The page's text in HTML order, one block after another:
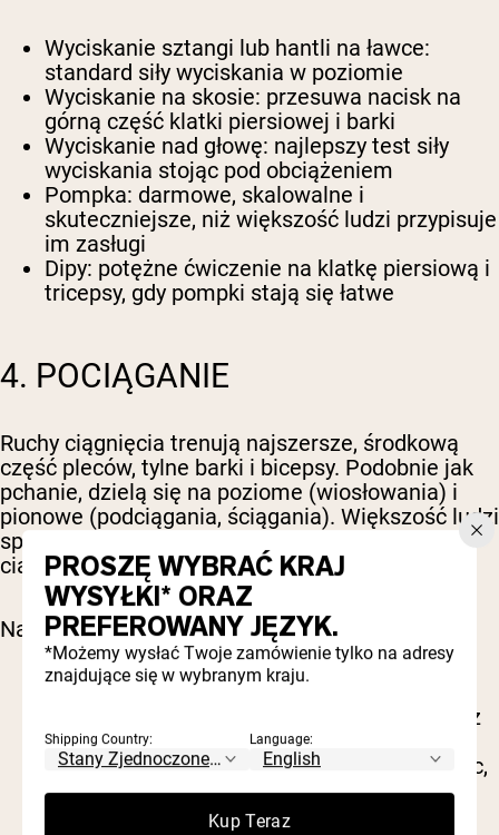
Wyciskanie sztangi lub hantli na ławce:
standard siły wyciskania w poziomie
Wyciskanie na skosie: przesuwa nacisk na
górną część klatki piersiowej i barki
Wyciskanie nad głowę: najlepszy test siły
wyciskania stojąc pod obciążeniem
Pompka: darmowe, skalowalne i
skuteczniejsze, niż większość ludzi przypisuje
im zasługi
Dipy: potężne ćwiczenie na klatkę piersiową i
tricepsy, gdy pompki stają się łatwe
4. POCIĄGANIE
Ruchy ciągnięcia trenują najszersze, środkową
część pleców, tylne barki i bicepsy. Podobnie jak
pchanie, dzielą się na poziome (wiosłowania) i
pionowe (podciągania, ściągania). Większość ludzi
spędza dzień pochylona nad biurkiem; objętość
ciągnięć to sposób na przeciwdziałanie temu.
Najlepsze ćwiczenia na ciągnięcie to:
Podciąganie lub podciąganie podchwytem
wzorzec pionowego ciągnięcia, z wersjami z
pomocą gumy, by się do niego zbliżyć
Ściąganie drążka do klatki: ten sam wzorzec,
w pełni regulowane obciążenie
Wiosłowanie sztangą: pozwala ciągnąć
PROSZĘ WYBRAĆ KRAJ
WYSYŁKI* ORAZ
PREFEROWANY JĘZYK.
*Możemy wysłać Twoje zamówienie tylko na adresy
znajdujące się w wybranym kraju.
Shipping Country: Language:
Kup Teraz